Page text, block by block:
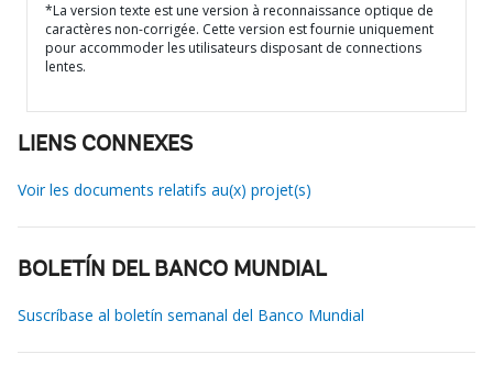
*La version texte est une version à reconnaissance optique de
caractères non-corrigée. Cette version est fournie uniquement
pour accommoder les utilisateurs disposant de connections
lentes.
LIENS CONNEXES
Voir les documents relatifs au(x) projet(s)
BOLETÍN DEL BANCO MUNDIAL
Suscríbase al boletín semanal del Banco Mundial